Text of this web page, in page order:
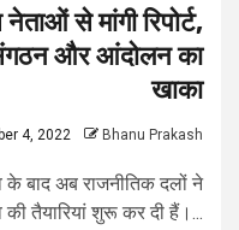
से मांगी रिपोर्ट,
संगठन और आंदोलन का
खाका
4, 2022 Bhanu Prakash
के बाद अब राजनीतिक दलों ने
तैयारियां शुरू कर दी हैं।...